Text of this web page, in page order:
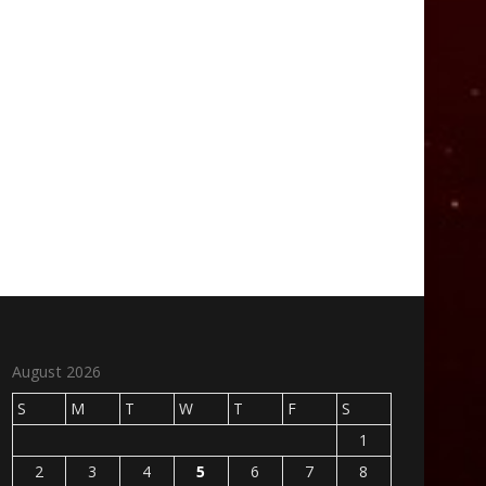
August 2026
S
M T W T F
S
1
2
3 4 5 6 7 8